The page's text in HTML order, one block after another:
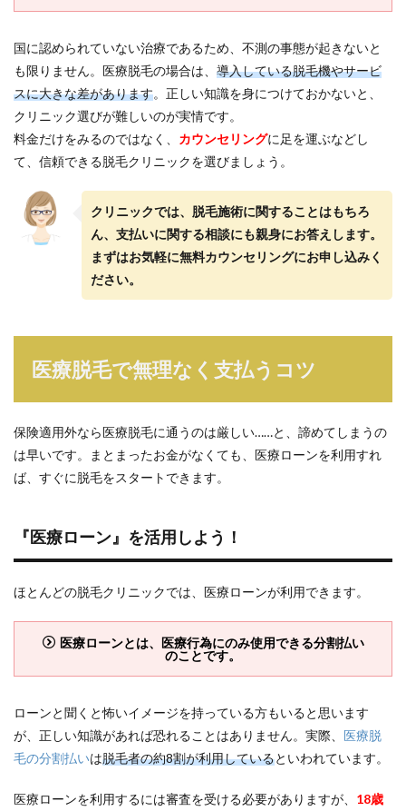
国に認められていない治療であるため、不測の事態が起きないと
も限りません。医療脱毛の場合は、 導入している脱毛機やサービ
スに大きな差があります。正しい知識を身につけておかないと、
クリニック選びが難しいのが実情です。
料金だけをみるのではなく、 カウンセリングに足を運ぶなどし
て、信頼できる脱毛クリニックを選びましょう。
クリニックでは、脱毛施術に関することはもちろ
ん、支払いに関する相談にも親身にお答えします。
まずはお気軽に無料カウンセリングにお申し込みく
ださい。
医療脱毛で無理なく支払うコツ
保険適用外なら医療脱毛に通うのは厳しい……と、諦めてしまうの
は早いです。まとまったお金がなくても、医療ローンを利用すれ
ば、すぐに脱毛をスタートできます。
『医療ローン』を活用しよう！
ほとんどの脱毛クリニックでは、医療ローンが利用できます。
医療ローンとは、医療行為にのみ使用できる分割払い
のことです。
ローンと聞くと怖いイメージを持っている方もいると思います
が、正しい知識があれば恐れることはありません。実際、 医療脱
毛の分割払いは脱毛者の約8割が利用しているといわれています。
医療ローンを利用するには審査を受ける必要がありますが、 18歳